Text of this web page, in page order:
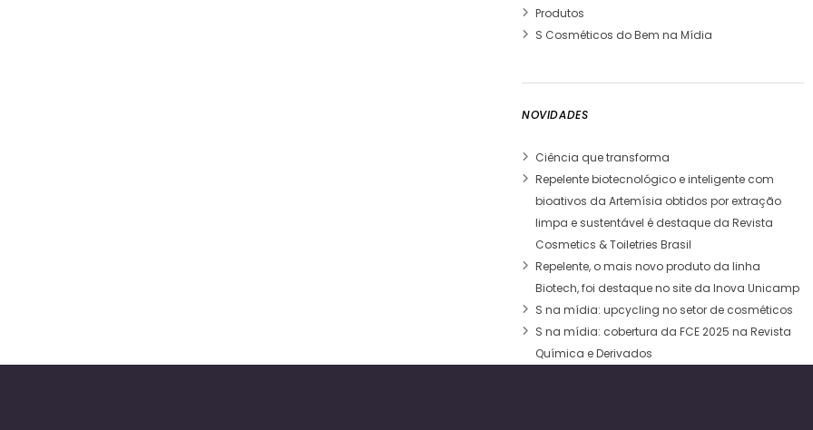
Produtos
S Cosméticos do Bem na Mídia
NOVIDADES
Ciência que transforma
Repelente biotecnológico e inteligente com
bioativos da Artemísia obtidos por extração
limpa e sustentável é destaque da Revista
Cosmetics & Toiletries Brasil
Repelente, o mais novo produto da linha
Biotech, foi destaque no site da Inova Unicamp
S na mídia: upcycling no setor de cosméticos
S na mídia: cobertura da FCE 2025 na Revista
Química e Derivados